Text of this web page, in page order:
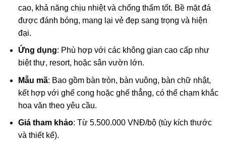
cao, khả năng chịu nhiệt và chống thấm tốt. Bề mặt đá
được đánh bóng, mang lại vẻ đẹp sang trọng và hiện
đại.
Ứng dụng: Phù hợp với các không gian cao cấp như
biệt thự, resort, hoặc sân vườn lớn.
Mẫu mã: Bao gồm bàn tròn, bàn vuông, bàn chữ nhật,
kết hợp với ghế cong hoặc ghế thẳng, có thể chạm khắc
hoa văn theo yêu cầu.
Giá tham khảo: Từ 5.500.000 VNĐ/bộ (tùy kích thước
và thiết kế).